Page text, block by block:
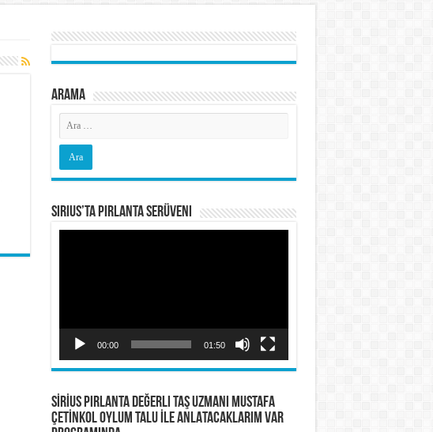
Arama
Sirius’ta Pırlanta Serüveni
00:00 01:50
SİRİUS PIRLANTA Değerli Taş Uzmanı Mustafa
ÇETİNKOL OYLUM TALU İLE ANLATACAKLARIM VAR